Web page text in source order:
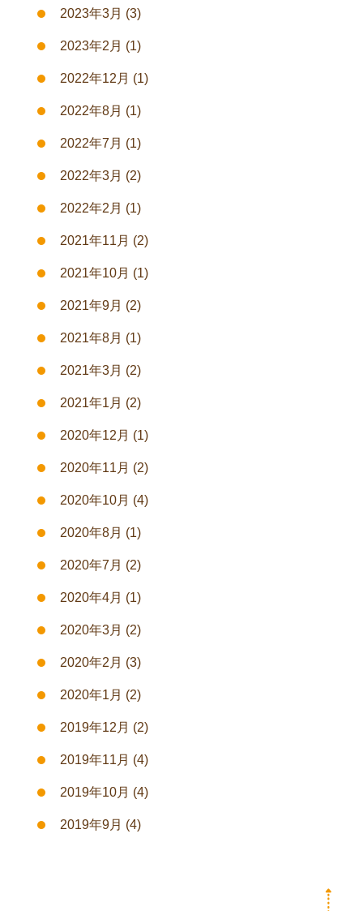
2023年3月 (3)
2023年2月 (1)
2022年12月 (1)
2022年8月 (1)
2022年7月 (1)
2022年3月 (2)
2022年2月 (1)
2021年11月 (2)
2021年10月 (1)
2021年9月 (2)
2021年8月 (1)
2021年3月 (2)
2021年1月 (2)
2020年12月 (1)
2020年11月 (2)
2020年10月 (4)
2020年8月 (1)
2020年7月 (2)
2020年4月 (1)
2020年3月 (2)
2020年2月 (3)
2020年1月 (2)
2019年12月 (2)
2019年11月 (4)
2019年10月 (4)
2019年9月 (4)